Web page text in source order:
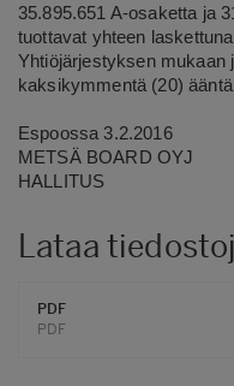
35.895.651 A-osaketta ja
tuottavat yhteen
Yhtiöjärjestyksen mukaan
kaksikymmentä (20)
Espoossa 3.2.2016
METSÄ BOARD OYJ
HALLITUS
Lataa
PDF
PDF